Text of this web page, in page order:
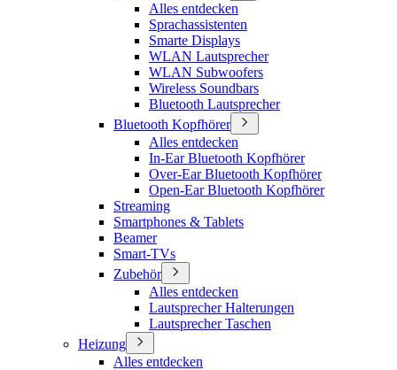
Alles entdecken
Sprachassistenten
Smarte Displays
WLAN Lautsprecher
WLAN Subwoofers
Wireless Soundbars
Bluetooth Lautsprecher
Bluetooth Kopfhörer
Alles entdecken
In-Ear Bluetooth Kopfhörer
Over-Ear Bluetooth Kopfhörer
Open-Ear Bluetooth Kopfhörer
Streaming
Smartphones & Tablets
Beamer
Smart-TVs
Zubehör
Alles entdecken
Lautsprecher Halterungen
Lautsprecher Taschen
Heizung
Alles entdecken